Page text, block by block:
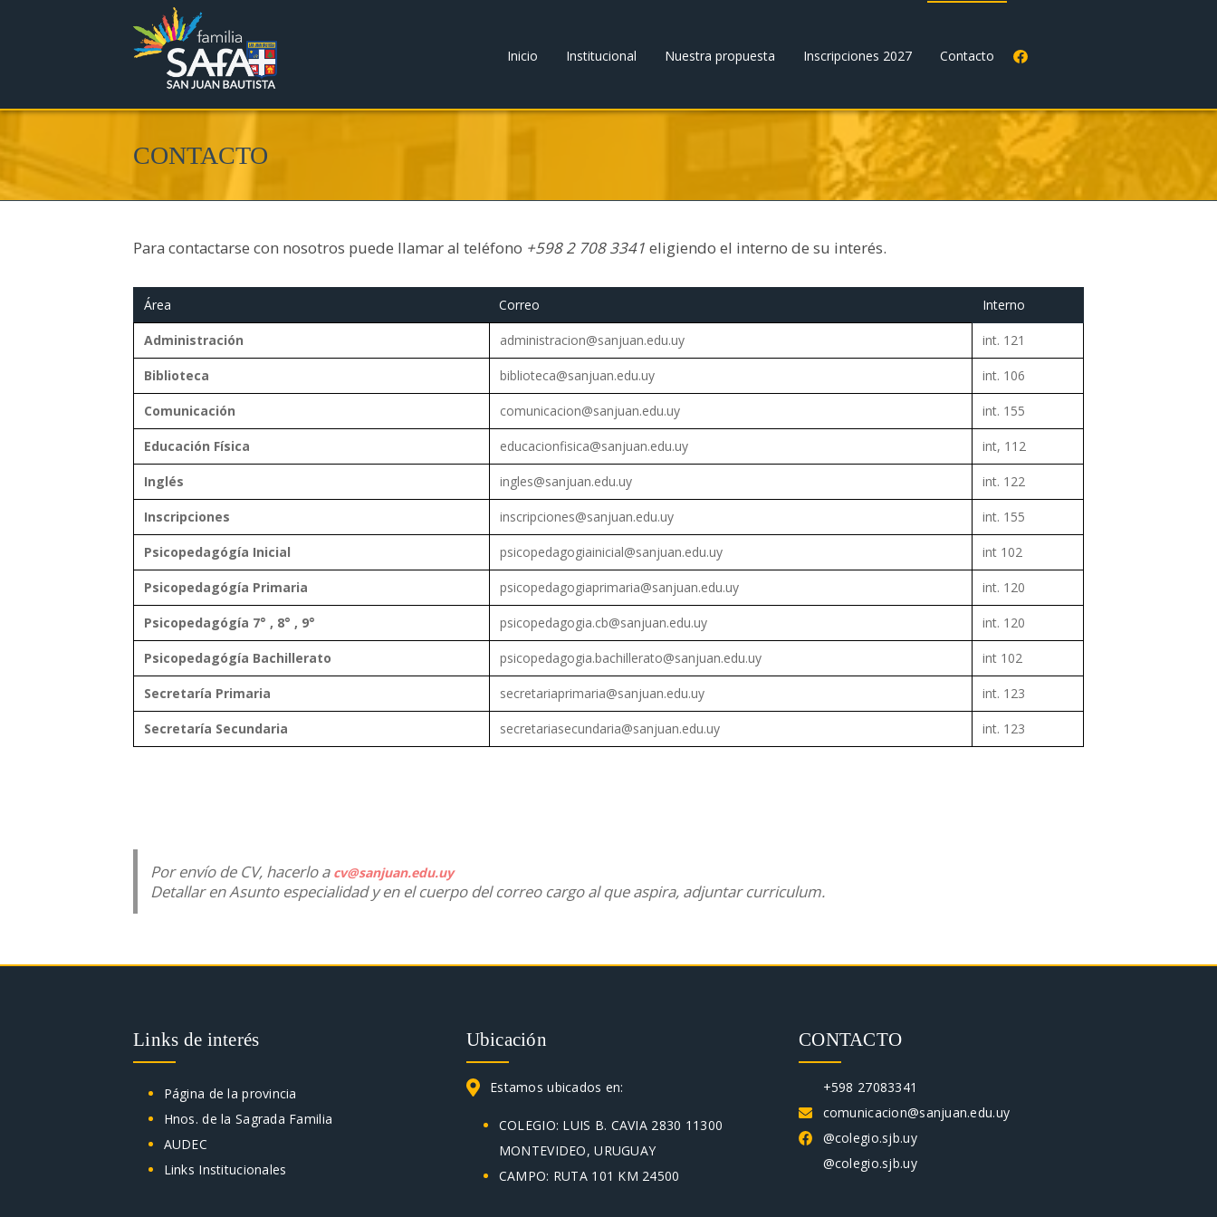
Inicio Institucional Nuestra propuesta Inscripciones 2027 Contacto
CONTACTO
Para contactarse con nosotros puede llamar al teléfono +598 2 708 3341 eligiendo el interno de su interés.
Área Correo Interno
Administración administracion@sanjuan.edu.uy int. 121
Biblioteca biblioteca@sanjuan.edu.uy int. 106
Comunicación comunicacion@sanjuan.edu.uy int. 155
Educación Física educacionfisica@sanjuan.edu.uy int, 112
Inglés ingles@sanjuan.edu.uy int. 122
Inscripciones inscripciones@sanjuan.edu.uy int. 155
Psicopedagógía Inicial psicopedagogiainicial@sanjuan.edu.uy int 102
Psicopedagógía Primaria psicopedagogiaprimaria@sanjuan.edu.uy int. 120
Psicopedagógía 7° , 8° , 9° psicopedagogia.cb@sanjuan.edu.uy int. 120
Psicopedagógía Bachillerato psicopedagogia.bachillerato@sanjuan.edu.uy int 102
Secretaría Primaria secretariaprimaria@sanjuan.edu.uy int. 123
Secretaría Secundaria secretariasecundaria@sanjuan.edu.uy int. 123
Por envío de CV, hacerlo a cv@sanjuan.edu.uy
Detallar en Asunto especialidad y en el cuerpo del correo cargo al que aspira, adjuntar curriculum.
Links de interés
Página de la provincia
Hnos. de la Sagrada Familia
AUDEC
Links Institucionales
Ubicación
Estamos ubicados en:
COLEGIO: LUIS B. CAVIA 2830 11300
MONTEVIDEO, URUGUAY
CAMPO: RUTA 101 KM 24500
CONTACTO
+598 27083341
comunicacion@sanjuan.edu.uy
@colegio.sjb.uy
@colegio.sjb.uy